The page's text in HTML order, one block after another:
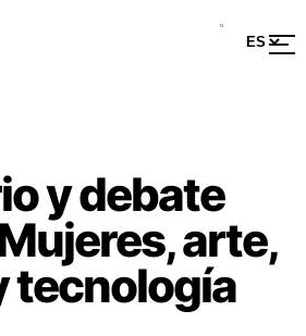
y debate
arte,
tecnología